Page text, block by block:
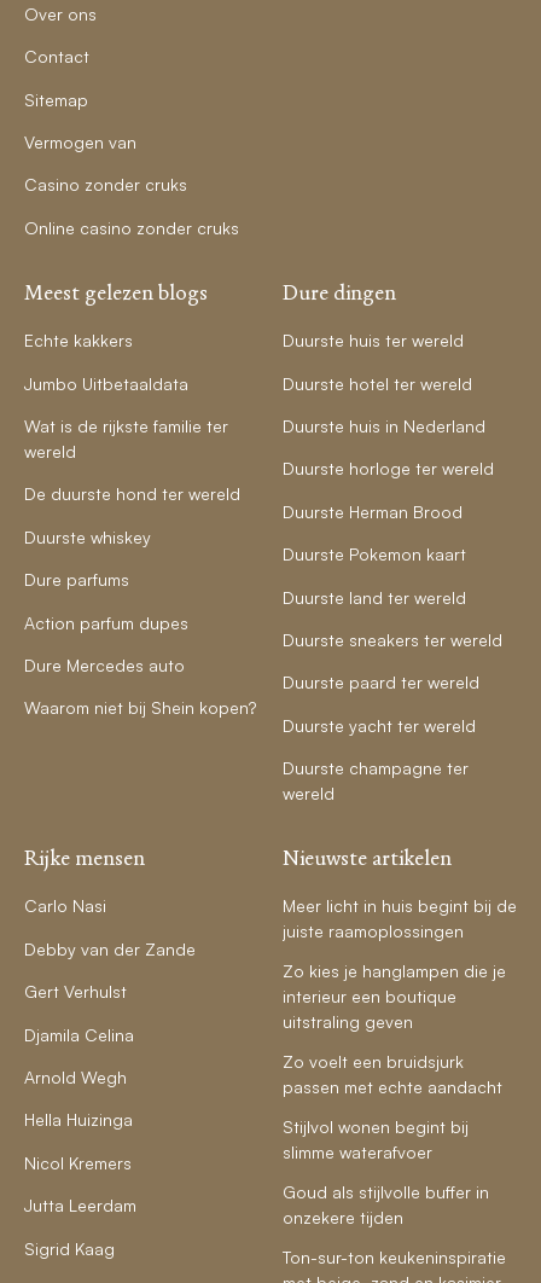
Over ons
Contact
Sitemap
Vermogen van
Casino zonder cruks
Online casino zonder cruks
Meest gelezen blogs
Echte kakkers
Jumbo Uitbetaaldata
Wat is de rijkste familie ter
wereld
De duurste hond ter wereld
Duurste whiskey
Dure parfums
Action parfum dupes
Dure Mercedes auto
Waarom niet bij Shein kopen?
Dure dingen
Duurste huis ter wereld
Duurste hotel ter wereld
Duurste huis in Nederland
Duurste horloge ter wereld
Duurste Herman Brood
Duurste Pokemon kaart
Duurste land ter wereld
Duurste sneakers ter wereld
Duurste paard ter wereld
Duurste yacht ter wereld
Duurste champagne ter
wereld
Rijke mensen
Carlo Nasi
Debby van der Zande
Gert Verhulst
Djamila Celina
Arnold Wegh
Hella Huizinga
Nicol Kremers
Jutta Leerdam
Sigrid Kaag
Nieuwste artikelen
Meer licht in huis begint bij de
juiste raamoplossingen
Zo kies je hanglampen die je
interieur een boutique
uitstraling geven
Zo voelt een bruidsjurk
passen met echte aandacht
Stijlvol wonen begint bij
slimme waterafvoer
Goud als stijlvolle buffer in
onzekere tijden
Ton-sur-ton keukeninspiratie